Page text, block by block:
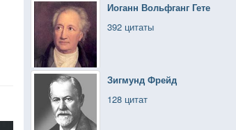
Иоганн Вольфганг Гете
392 цитаты
Зигмунд Фрейд
128 цитат